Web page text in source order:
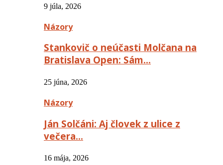
9 júla, 2026
Názory
Stankovič o neúčasti Molčana na
Bratislava Open: Sám…
25 júna, 2026
Názory
Ján Solčáni: Aj človek z ulice z
večera…
16 mája, 2026